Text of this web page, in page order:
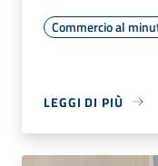
Commercio al
LEGGI DI PIÙ